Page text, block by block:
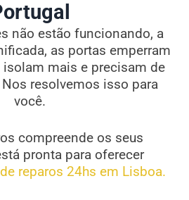
não estão funcionando, a
as portas emperram
isolam mais e precisam de
resolvemos isso para
você.
compreende os seus
pronta para oferecer
de reparos 24hs em Lisboa.